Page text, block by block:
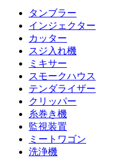
タンブラー
インジェクター
カッター
スジ入れ機
ミキサー
スモークハウス
テンダライザー
クリッパー
糸巻き機
監視装置
ミートワゴン
洗浄機